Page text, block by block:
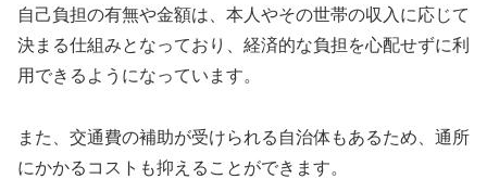
自己負担の有無や金額は、本人やその世帯の収入に応じて
決まる仕組みとなっており、経済的な負担を心配せずに利
用できるようになっています。
また、交通費の補助が受けられる自治体もあるため、通所
にかかるコストも抑えることができます。